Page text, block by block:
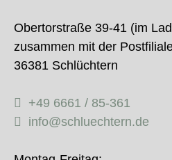
Obertorstraße 39-41 (im
zusammen mit der
36381 Schlüchtern
+49 6661 / 85-361
info@schluechtern.de